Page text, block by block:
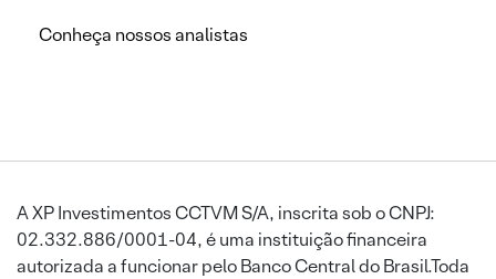
Conheça nossos analistas
A XP Investimentos CCTVM S/A, inscrita sob o CNPJ:
02.332.886/0001-04, é uma instituição financeira
autorizada a funcionar pelo Banco Central do Brasil.Toda